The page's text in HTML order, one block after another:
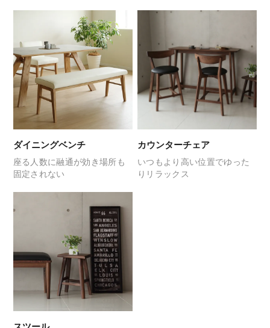
ダイニングベンチ
座る人数に融通が効き場所も
固定されない
カウンターチェア
いつもより高い位置でゆった
りリラックス